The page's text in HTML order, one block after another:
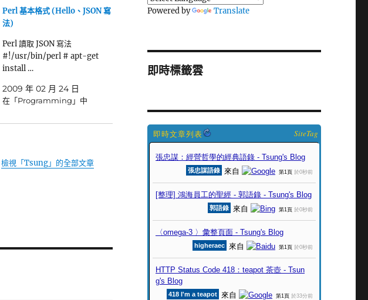
Perl 基本格式 (Hello、JSON 寫
法)
Perl 讀取 JSON 寫法
#!/usr/bin/perl # apt-get
install …
2009 年 02 月 24 日
在「Programming」中
檢視「Tsung」的全部文章
Powered by Translate
即時標籤雲
SiteTag